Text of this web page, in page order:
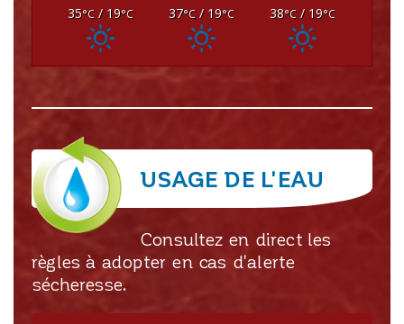
35°C / 19°C 37°C / 19°C 38°C / 19°C
USAGE DE L'EAU
Consultez en direct les
règles à adopter en cas d'alerte
sécheresse.